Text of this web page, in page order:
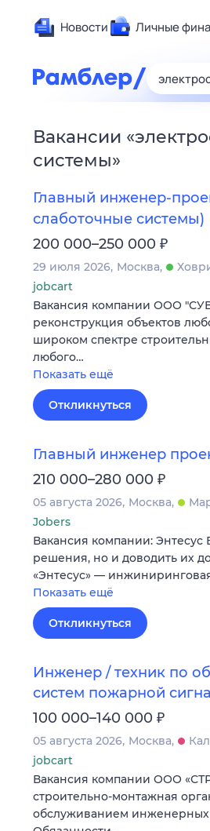
Новости Личные
Вакансии «
системы»
Главный
слаботочные системы)
200 000–250 000 ₽
29 июля 2026 Москва
jobcart
Вакансия компании ООО
реконструкция объектов
широком спектре
любого…
Показать ещё
Откликнуться
Главный инженер
210 000–280 000 ₽
05 августа 2026 Москва
Jobers
Вакансия компании:
решения, но и доводить их
«Энтесус» —
Показать ещё
Откликнуться
Инженер / техник по
систем пожарной
100 000–140 000 ₽
05 августа 2026 Москва
jobcart
Вакансия компании ООО
строительно-монтажная
обслуживанием инженерных